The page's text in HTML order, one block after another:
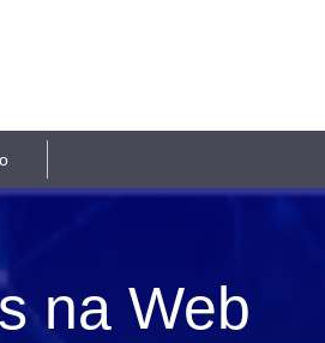
na Web